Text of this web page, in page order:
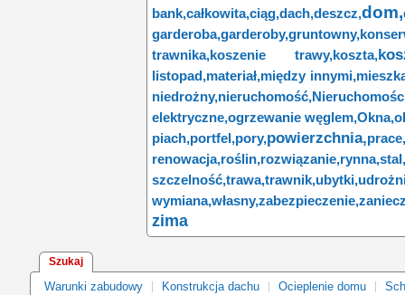
bank,całkowita,ciąg,dach,deszcz,dom,
garderoba,garderoby,gruntowny,
trawnika,koszenie trawy,koszta,
listopad,materiał,między innymi,
niedrożny,nieruchomość,
elektryczne,ogrzewanie węglem,Okna,
piach,portfel,pory,powierzchnia,prace,
renowacja,roślin,rozwiązanie,rynna,stal,
szczelność,trawa,trawnik,ubytki,
wymiana,własny,zabezpieczenie,
zima
Szukaj
Warunki zabudowy Konstrukcja dachu Ocieplenie domu